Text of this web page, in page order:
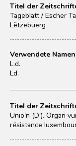
Titel der
Tageblatt / Escher
Lëtzebuerg
Verwendete Namen
L.d.
Ld.
Titel der
Unio'n (D'). Organ
résistance